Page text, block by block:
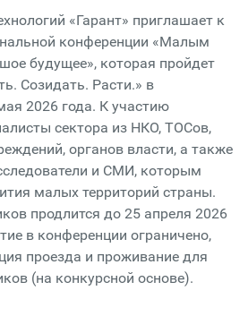
«Гарант» приглашает к
конференции «Малым
будущее», которая пройдет
Созидать. Расти.» в
2026 года. К участию
сектора из НКО, ТОСов,
органов власти, а также
и СМИ, которым
малых территорий страны.
продлится до 25 апреля 2026
в конференции ограничено,
проезда и проживание для
(на конкурсной основе).